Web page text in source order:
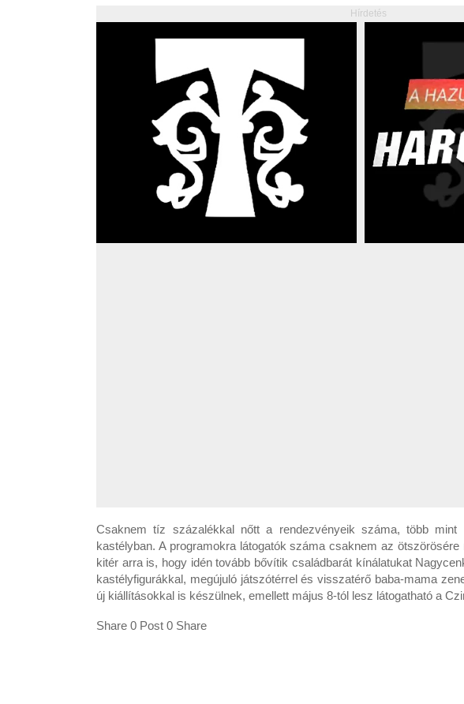
Hírdetés
Csaknem tíz százalékkal nőtt a rendezvényeik száma, több
kastélyban. A programokra látogatók száma csaknem az
kitér arra is, hogy idén tovább bővítik családbarát kínálatukat
kastélyfigurákkal, megújuló játszótérrel és visszatérő baba-mama
új kiállításokkal is készülnek, emellett május 8-tól lesz látogatható a
Share 0 Post 0 Share